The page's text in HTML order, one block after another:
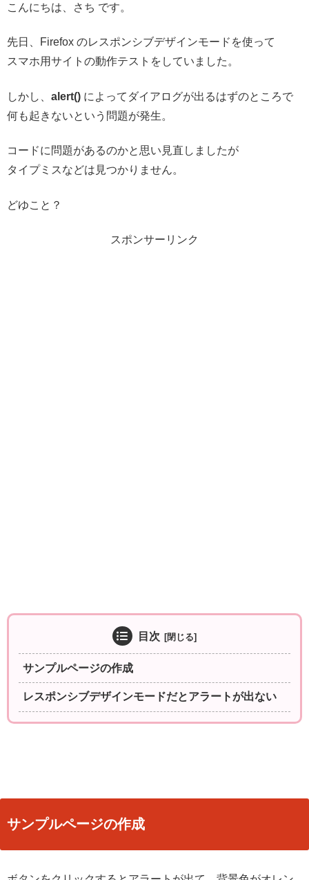
こんにちは、さち です。
先日、Firefox のレスポンシブデザインモードを使って
スマホ用サイトの動作テストをしていました。
しかし、 alert() によってダイアログが出るはずのところで
何も起きないという問題が発生。
コードに問題があるのかと思い見直しましたが
タイプミスなどは見つかりません。
どゆこと？
スポンサーリンク
目次
サンプルページの作成
レスポンシブデザインモードだとアラートが出ない
サンプルページの作成